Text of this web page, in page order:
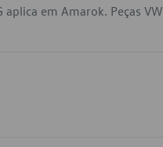
em Amarok. Peças VW